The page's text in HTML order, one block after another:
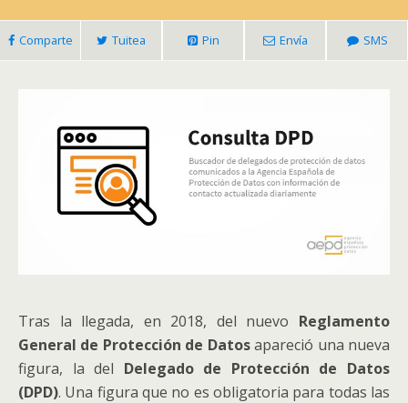
Comparte Tuitea Pin Envía SMS
Tras la llegada, en 2018, del nuevo Reglamento
General de Protección de Datosapareció una nueva
figura, la del Delegado de Protección de Datos
(DPD). Una figura que no es obligatoria para todas las